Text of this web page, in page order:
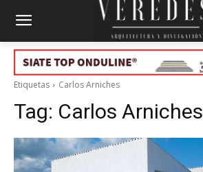
Etiquetas Carlos Arniches
Tag: Carlos Arniches